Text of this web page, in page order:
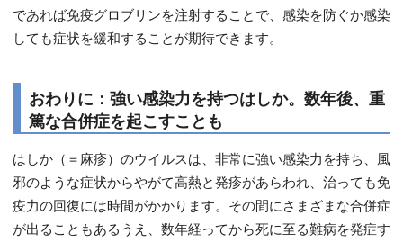
であれば免疫グロブリンを注射することで、感染を防ぐか感染
しても症状を緩和することが期待できます。
おわりに：強い感染力を持つはしか。数年後、重
篤な合併症を起こすことも
はしか（＝麻疹）のウイルスは、非常に強い感染力を持ち、風
邪のような症状からやがて高熱と発疹があらわれ、治っても免
疫力の回復には時間がかかります。その間にさまざまな合併症
が出ることもあるうえ、数年経ってから死に至る難病を発症す